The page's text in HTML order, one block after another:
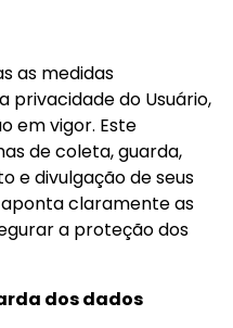
as medidas
privacidade do Usuário,
em vigor. Este
de coleta, guarda,
e divulgação de seus
claramente as
a proteção dos
dos dados